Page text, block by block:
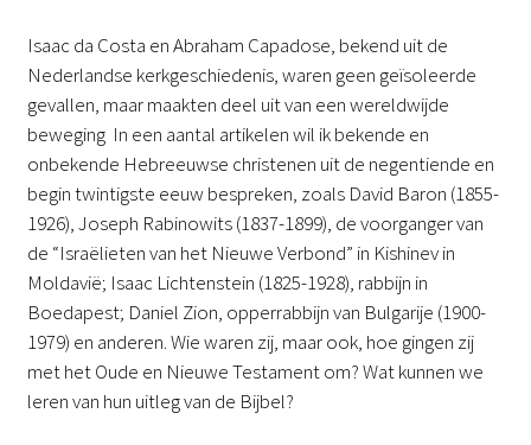
Isaac da Costa en Abraham Capadose, bekend uit de
Nederlandse kerkgeschiedenis, waren geen geïsoleerde
gevallen, maar maakten deel uit van een wereldwijde
beweging In een aantal artikelen wil ik bekende en
onbekende Hebreeuwse christenen uit de negentiende en
begin twintigste eeuw bespreken, zoals David Baron (1855-
1926), Joseph Rabinowits (1837-1899), de voorganger van
de “Israëlieten van het Nieuwe Verbond” in Kishinev in
Moldavië; Isaac Lichtenstein (1825-1928), rabbijn in
Boedapest; Daniel Zion, opperrabbijn van Bulgarije (1900-
1979) en anderen. Wie waren zij, maar ook, hoe gingen zij
met het Oude en Nieuwe Testament om? Wat kunnen we
leren van hun uitleg van de Bijbel?